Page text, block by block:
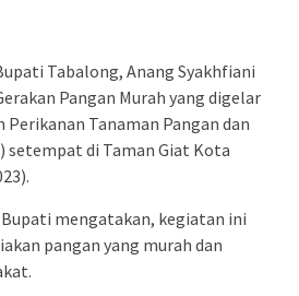
Tabalong, Anang Syakhfiani
Pangan Murah yang digelar
Perikanan Tanaman Pangan dan
di Taman Giat Kota
mengatakan, kegiatan ini
pangan yang murah dan